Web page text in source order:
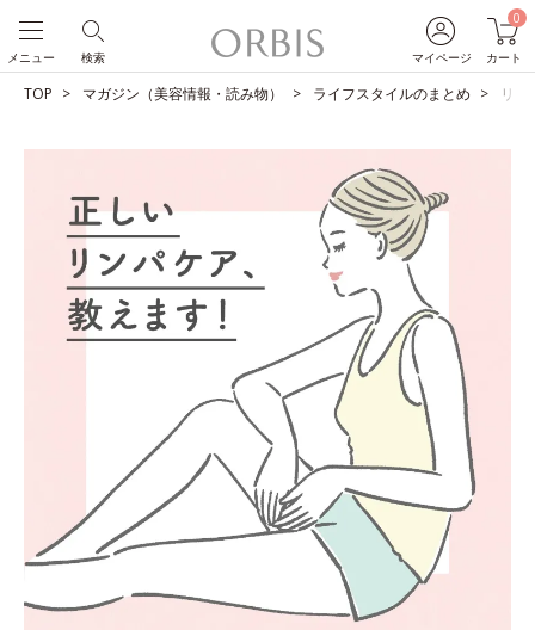
マイページ
0
カート
検索
メニュー
TOP マガジン（美容情報・読み物） ライフスタイルのまとめ リ